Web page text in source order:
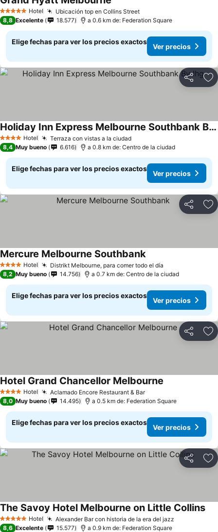
5 Estrellas Hotel Ubicación top en Collins Street
8,8 Excelente 18.577 a 0.6 km de: Federation Square
Elige fechas para ver los precios exactos
Ver precios
Compartir
4 EstrellasHotel Terraza con vistas a la ciudad
Holiday Inn Express Melbourne Southbank By Ihg
8,4 Muy bueno 6.616 a 0.8 km de: Centro de la ciudad
Elige fechas para ver los precios exactos
Ver precios
Compartir
4 EstrellasHotel Distrikt Melbourne, para comer todo el día
Mercure Melbourne Southbank
8,2 Muy bueno 14.756 a 0.7 km de: Centro de la ciudad
Elige fechas para ver los precios exactos
Ver precios
Compartir
4 EstrellasHotel Aclamado Encore Restaurant & Bar
Hotel Grand Chancellor Melbourne
8,0 Muy bueno 14.495 a 0.5 km de: Federation Square
Elige fechas para ver los precios exactos
Ver precios
Compartir
5 Estrellas Hotel Alexander Bar con historia de la era del jazz
The Savoy Hotel Melbourne on Little Collins
8,6 Excelente 15.577 a 0.9 km de: Federation Square